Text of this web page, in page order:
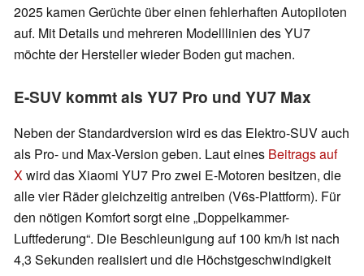
2025 kamen Gerüchte über einen fehlerhaften Autopiloten
auf. Mit Details und mehreren Modelllinien des YU7
möchte der Hersteller wieder Boden gut machen.
E-SUV kommt als YU7 Pro und YU7 Max
Neben der Standardversion wird es das Elektro-SUV auch
als Pro- und Max-Version geben. Laut eines Beitrags auf
Xwird das Xiaomi YU7 Pro zwei E-Motoren besitzen, die
alle vier Räder gleichzeitig antreiben (V6s-Plattform). Für
den nötigen Komfort sorgt eine „Doppelkammer-
Luftfederung“. Die Beschleunigung auf 100 km/h ist nach
4,3 Sekunden realisiert und die Höchstgeschwindigkeit